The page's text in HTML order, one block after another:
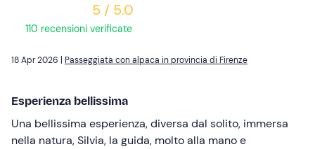
5 / 5.0
110 recensioni verificate
18 Apr 2026 | Passeggiata con alpaca in provincia di Firenze
Esperienza bellissima
Una bellissima esperienza, diversa dal solito, immersa
nella natura, Silvia, la guida, molto alla mano e